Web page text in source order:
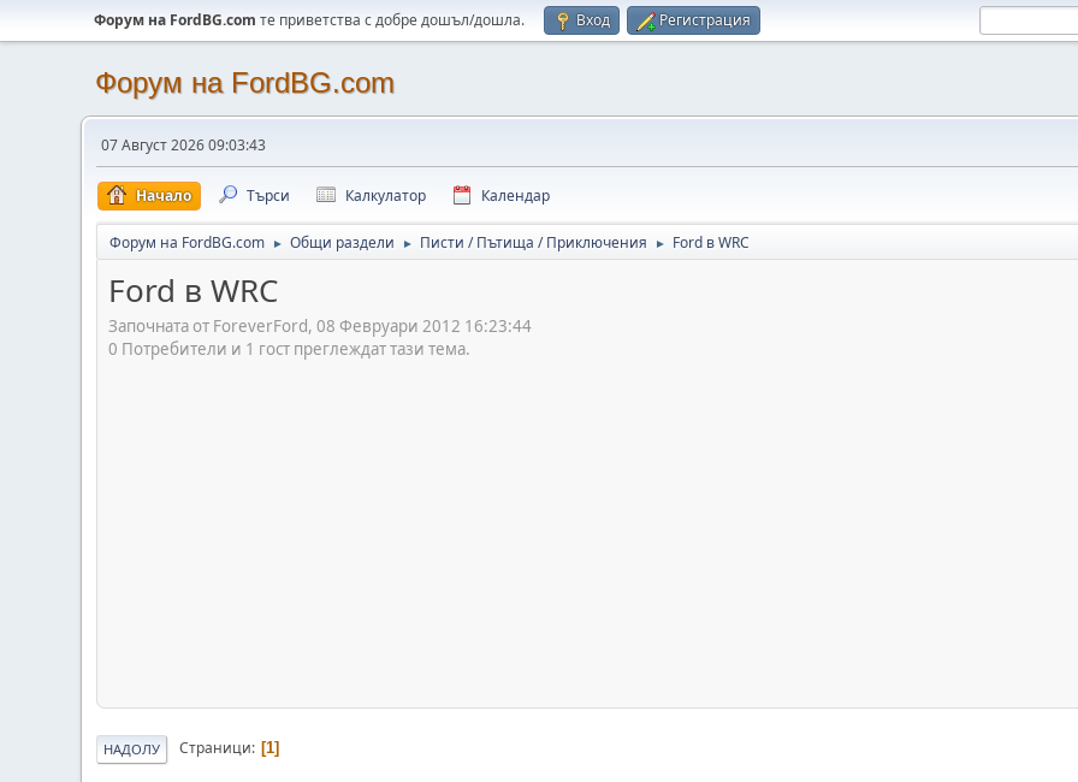
Форум на FordBG.com те приветства с добре дошъл/дошла. Вход Регистрация
Форум на FordBG.com
07 Август 2026 09:03:43
Начало Търси Калкулатор Календар
Форум на FordBG.com ► Общи раздели ► Писти / Пътища / Приключения ► Ford в WRC
Ford в WRC
Започната от ForeverFord, 08 Февруари 2012 16:23:44
0 Потребители и 1 гост преглеждат тази тема.
НАДОЛУ Страници 1